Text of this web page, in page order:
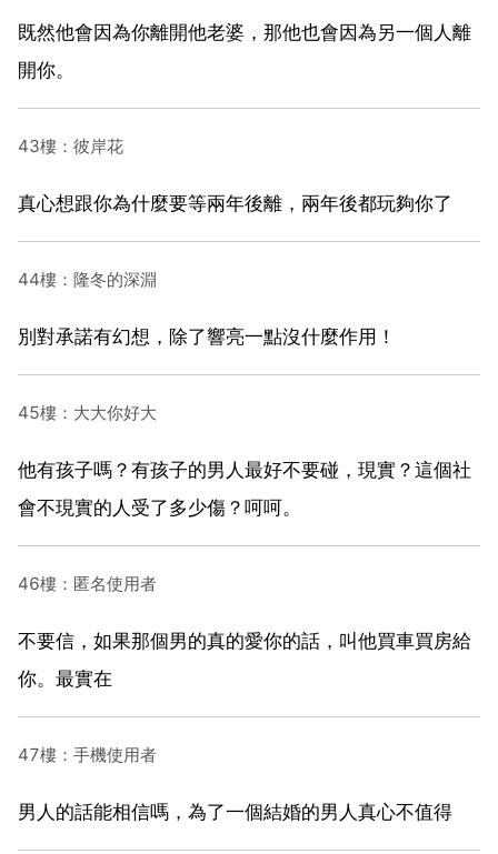
既然他會因為你離開他老婆，那他也會因為另一個人離
開你。
43樓：彼岸花
真心想跟你為什麼要等兩年後離，兩年後都玩夠你了
44樓：隆冬的深淵
別對承諾有幻想，除了響亮一點沒什麼作用！
45樓：大大你好大
他有孩子嗎？有孩子的男人最好不要碰，現實？這個社
會不現實的人受了多少傷？呵呵。
46樓：匿名使用者
不要信，如果那個男的真的愛你的話，叫他買車買房給
你。最實在
47樓：手機使用者
男人的話能相信嗎，為了一個結婚的男人真心不值得